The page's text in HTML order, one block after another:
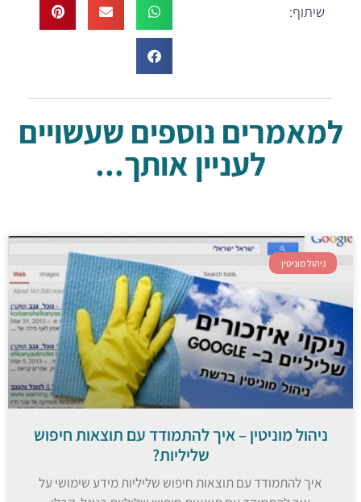
שיתוף:
למאמרים נוספים שעשויים
לעניין אותך...
ניהול מוניטין
ניהול מוניטין – איך להתמודד עם תוצאות חיפוש
שליליות?
איך להתמודד עם תוצאות חיפוש שליליות מידע שימושי על